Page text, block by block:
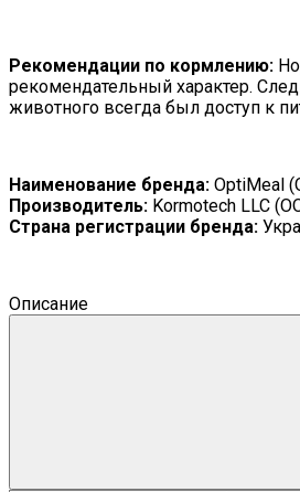
Рекомендации по кормлению:
рекомендательный характер.
животного всегда был доступ к
Наименование бренда: OptiMeal
Производитель: Kormotech LLC
Страна регистрации бренда:
Описание